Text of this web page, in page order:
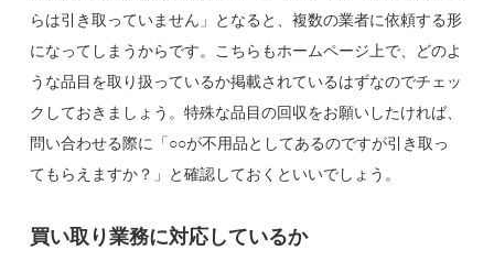
らは引き取っていません」となると、複数の業者に依頼する形
になってしまうからです。こちらもホームページ上で、どのよ
うな品目を取り扱っているか掲載されているはずなのでチェッ
クしておきましょう。特殊な品目の回収をお願いしたければ、
問い合わせる際に「○○が不用品としてあるのですが引き取っ
てもらえますか？」と確認しておくといいでしょう。
買い取り業務に対応しているか